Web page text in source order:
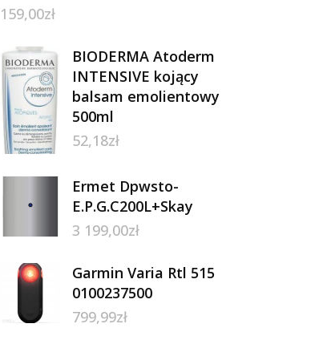
159,00zł
BIODERMA Atoderm
INTENSIVE kojący
balsam emolientowy
500ml
52,18zł
Ermet Dpwsto-
E.P.G.C200L+Skay
3 199,00zł
Garmin Varia Rtl 515
0100237500
799,99zł